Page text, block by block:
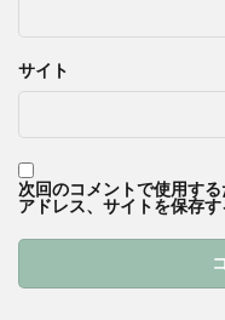
サイト
次回のコメントで使用す
アドレス、サイトを保存す